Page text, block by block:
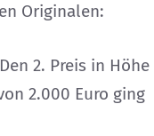
Originalen:
2. Preis in Höhe
2.000 Euro ging